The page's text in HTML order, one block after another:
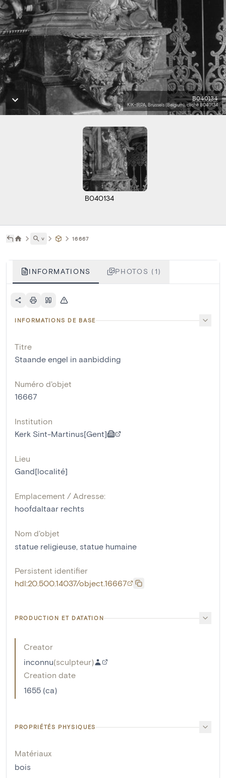
B040134
KIK-IRPA, Brussels (Belgium), cliché B040134
B040134
˅ 16667
INFORMATIONS PHOTOS (1)
INFORMATIONS DE BASE
Titre
Staande engel in aanbidding
Numéro d'objet
16667
Institution
Kerk Sint-Martinus[Gent]
Lieu
Gand[localité]
Emplacement / Adresse:
hoofdaltaar rechts
Nom d'objet
statue religieuse, statue humaine
Persistent identifier
hdl:20.500.14037/object.16667
PRODUCTION ET DATATION
Creator
inconnu(sculpteur)
Creation date
1655 (ca)
PROPRIÉTÉS PHYSIQUES
Matériaux
bois